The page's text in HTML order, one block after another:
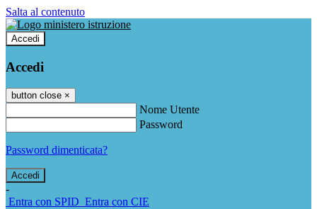
Salta al contenuto
Accedi
Accedi
button close ×
Nome Utente
Password
Password dimenticata?
-
Entra con SPID Entra con CIE